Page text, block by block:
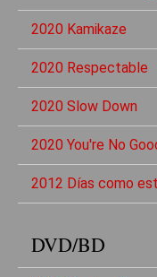
2020 Kamikaze
2020 Respectable
2020 Slow Down
2020 You're No
2012 Días como
DVD/BD